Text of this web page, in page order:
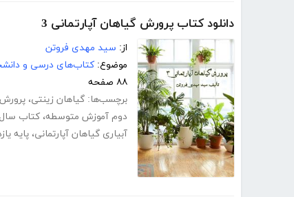
دانلود کتاب پرورش گیاهان آپارتمانی 3
از: سید مهدی فروتن
موضوع: کتاب‌های درسی و
۸۸ صفحه
برچسب‌ها: گیاهان زینتی،
دوم آموزش متوسطه، کتاب
آبیاری گیاهان آپارتمانی، پایه